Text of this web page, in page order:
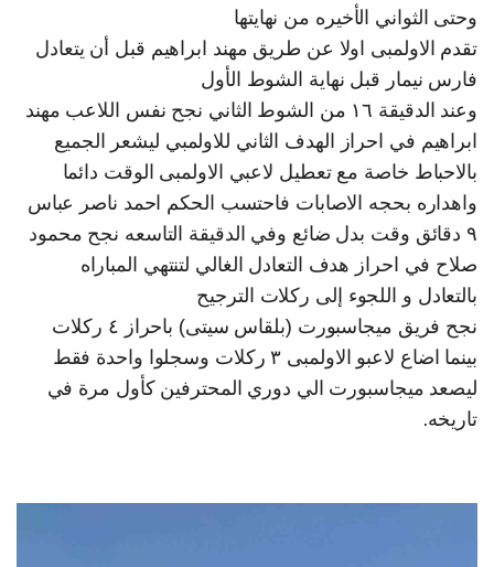
وحتى الثواني الأخيره من نهايتها
تقدم الاولمبى اولا عن طريق مهند ابراهيم قبل أن يتعادل
فارس نيمار قبل نهاية الشوط الأول
وعند الدقيقة ١٦ من الشوط الثاني نجح نفس اللاعب مهند
ابراهيم في احراز الهدف الثاني للاولمبي ليشعر الجميع
بالاحباط خاصة مع تعطيل لاعبي الاولمبى الوقت دائما
واهداره بحجه الاصابات فاحتسب الحكم احمد ناصر عباس
٩ دقائق وقت بدل ضائع وفي الدقيقة التاسعه نجح محمود
صلاح في احراز هدف التعادل الغالي لتنتهي المباراه
بالتعادل و اللجوء إلى ركلات الترجيح
نجح فريق ميجاسبورت (بلقاس سيتى) باحراز ٤ ركلات
بينما اضاع لاعبو الاولمبى ٣ ركلات وسجلوا واحدة فقط
ليصعد ميجاسبورت الي دوري المحترفين كأول مرة في
تاريخه.